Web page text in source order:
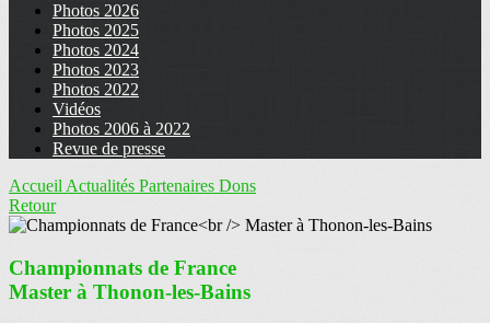
Photos 2026
Photos 2025
Photos 2024
Photos 2023
Photos 2022
Vidéos
Photos 2006 à 2022
Revue de presse
Accueil Actualités Partenaires Dons
Retour
Championnats de France
Master à Thonon-les-Bains